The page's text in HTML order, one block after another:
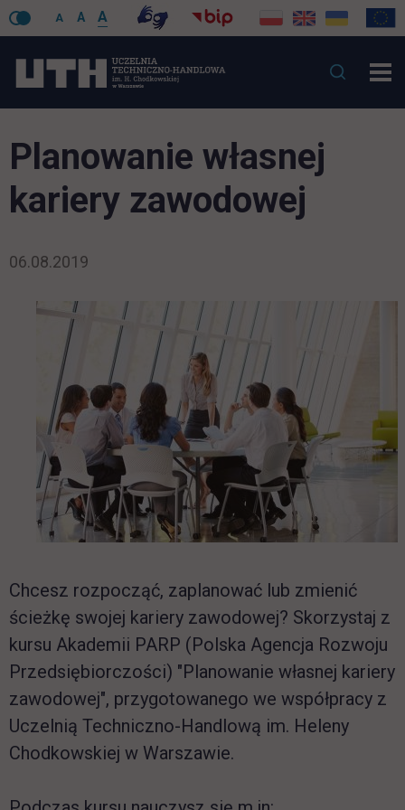
A A A
Planowanie własnej
kariery zawodowej
06.08.2019
Chcesz rozpocząć, zaplanować lub zmienić
ścieżkę swojej kariery zawodowej? Skorzystaj z
kursu Akademii PARP (Polska Agencja Rozwoju
Przedsiębiorczości) "Planowanie własnej kariery
zawodowej", przygotowanego we współpracy z
Uczelnią Techniczno-Handlową im. Heleny
Chodkowskiej w Warszawie.